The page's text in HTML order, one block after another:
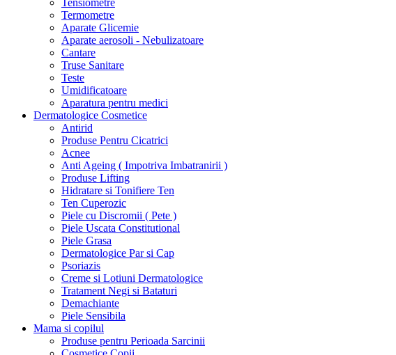
Tensiometre
Termometre
Aparate Glicemie
Aparate aerosoli - Nebulizatoare
Cantare
Truse Sanitare
Teste
Umidificatoare
Aparatura pentru medici
Dermatologice Cosmetice
Antirid
Produse Pentru Cicatrici
Acnee
Anti Ageing ( Impotriva Imbatranirii )
Produse Lifting
Hidratare si Tonifiere Ten
Ten Cuperozic
Piele cu Discromii ( Pete )
Piele Uscata Constitutional
Piele Grasa
Dermatologice Par si Cap
Psoriazis
Creme si Lotiuni Dermatologice
Tratament Negi si Bataturi
Demachiante
Piele Sensibila
Mama si copilul
Produse pentru Perioada Sarcinii